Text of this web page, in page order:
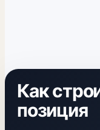
Как
позиция